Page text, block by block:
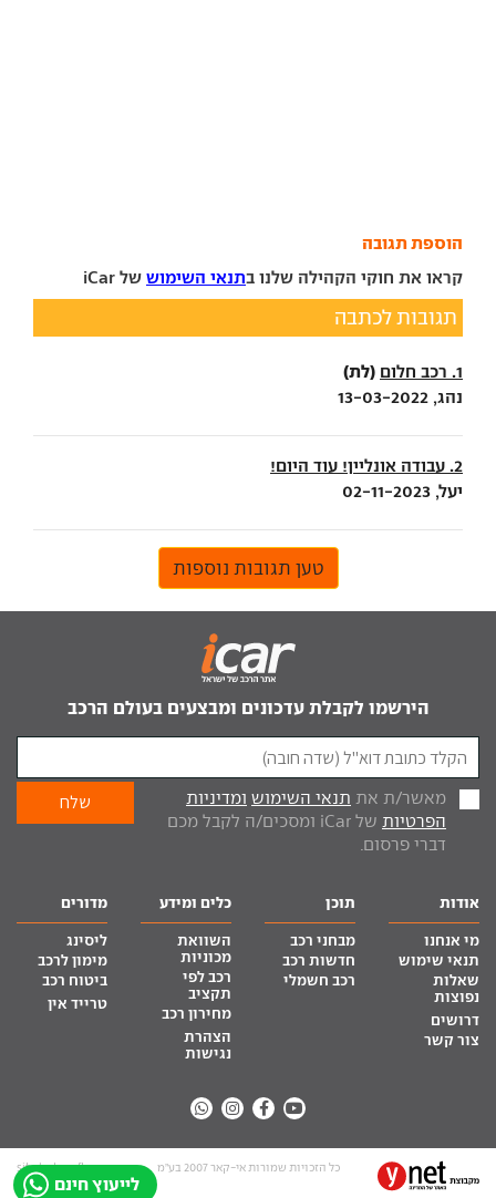
הוספת תגובה
קראו את חוקי הקהילה שלנו בתנאי השימוש של iCar
תגובות לכתבה
1. רכב חלום (לת)
נהג, 13-03-2022
2. עבודה אונליין! עוד היום!
יעל, 02-11-2023
טען תגובות נוספות
לייעוץ חינם
הירשמו לקבלת עדכונים ומבצעים בעולם הרכב
מאשר/ת את תנאי השימוש ומדיניות
הפרטיות
של iCar ומסכים/ה לקבל מכם
דברי פרסום.
אודות
מי אנחנו
תנאי שימוש
שאלות
נפוצות
דרושים
צור קשר
תוכן
מבחני רכב
חדשות רכב
רכב חשמלי
כלים ומידע
השוואת
מכוניות
רכב לפי
תקציב
מחירון רכב
הצהרת
נגישות
מדורים
ליסינג
מימון לרכב
ביטוח רכב
טרייד אין
כל הזכויות שמורות אי-קאר 2007 בע”מ site by tq.soft